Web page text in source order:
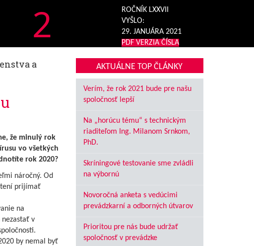
2
ROČNÍK LXXVII
VYŠLO:
29. JANUÁRA 2021
PDF VERZIA ČÍSLA
a
že minulý rok
vo všetkých
rok 2020?
náročný. Od
prijímať
na
v
by nemal byť
AKTUÁLNE TOP ČLÁNKY
Verím, že rok 2021 bude pre našu
spoločnosť lepší
Na „horúcu tému“ s technickým
riaditeľom Ing. Milanom Srnkom,
PhD.
Skríningové testovanie sme zvládli
na výbornú
Novoročná anketa s vedúcimi
prevádzkarní a odborných útvarov
Prioritou pre nás bude udržať
spoločnosť v prevádzke